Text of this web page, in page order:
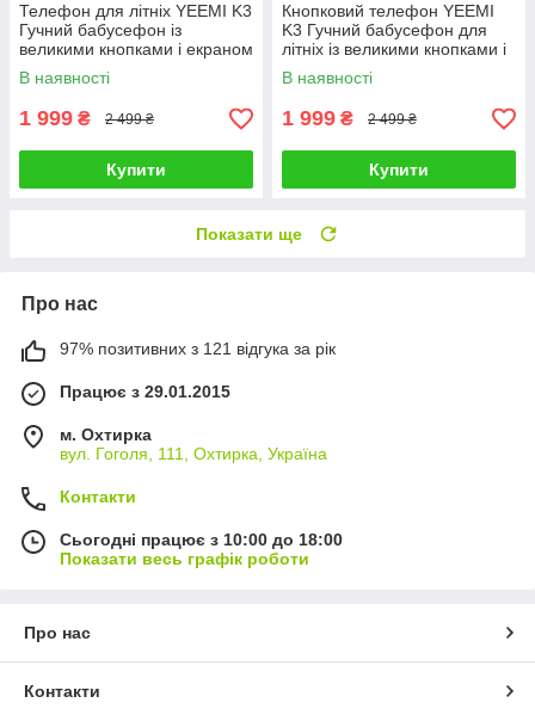
Телефон для літніх YEEMI K3
Гучний бабусефон із
великими кнопками і екраном
Чорний
В наявності
1 999 ₴ 2 499 ₴
Купити
Кнопковий телефон YEEMI
K3 Гучний бабусефон для
літніх із великими кнопками і
екраном Золотистий
В наявності
1 999 ₴ 2 499 ₴
Купити
Показати ще
Про нас
97% позитивних з 121 відгука за рік
Працює з 29.01.2015
м. Охтирка
вул. Гоголя, 111, Охтирка, Україна
Контакти
Сьогодні працює з 10:00 до 18:00
Показати весь графік роботи
Про нас
Контакти